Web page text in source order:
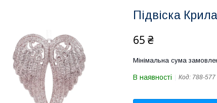
Підвіска
65 ₴
Мінімальна сума
В наявності Код: 788-577